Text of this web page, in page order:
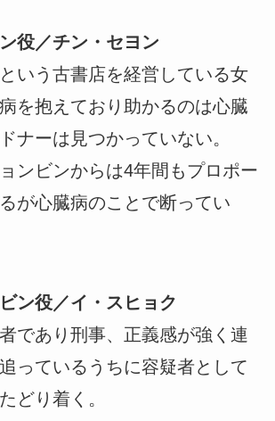
役／チン・セヨン
という古書店を経営している女
を抱えており助かるのは心臓
ナーは見つかっていない。
ンビンからは4年間もプロポー
が心臓病のことで断ってい
ン役／イ・スヒョク
であり刑事、正義感が強く連
っているうちに容疑者として
どり着く。